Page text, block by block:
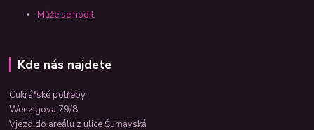
Může se hodit
Kde nás najdete
Cukrářské potřeby
Wenzigova 79/8
Vjezd do areálu z ulice Šumavská